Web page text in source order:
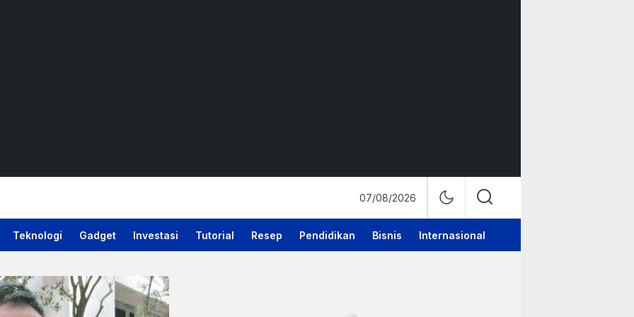
07/08/2026
Teknologi Gadget Investasi Tutorial Resep Pendidikan Bisnis Internasional